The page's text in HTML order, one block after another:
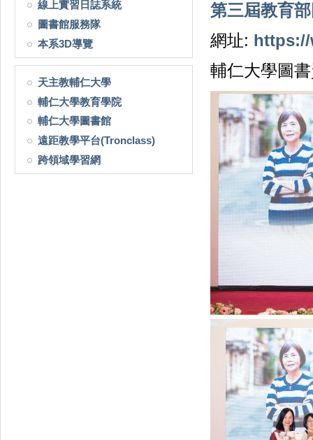
線上實習日誌系統
圖書館服務隊
本系3D導覽
天主教輔仁大學
輔仁大學教育學院
輔仁大學圖書館
遠距教學平台(Tronclass)
跨領域學習網
第三屆教育
網址:
輔仁大學圖